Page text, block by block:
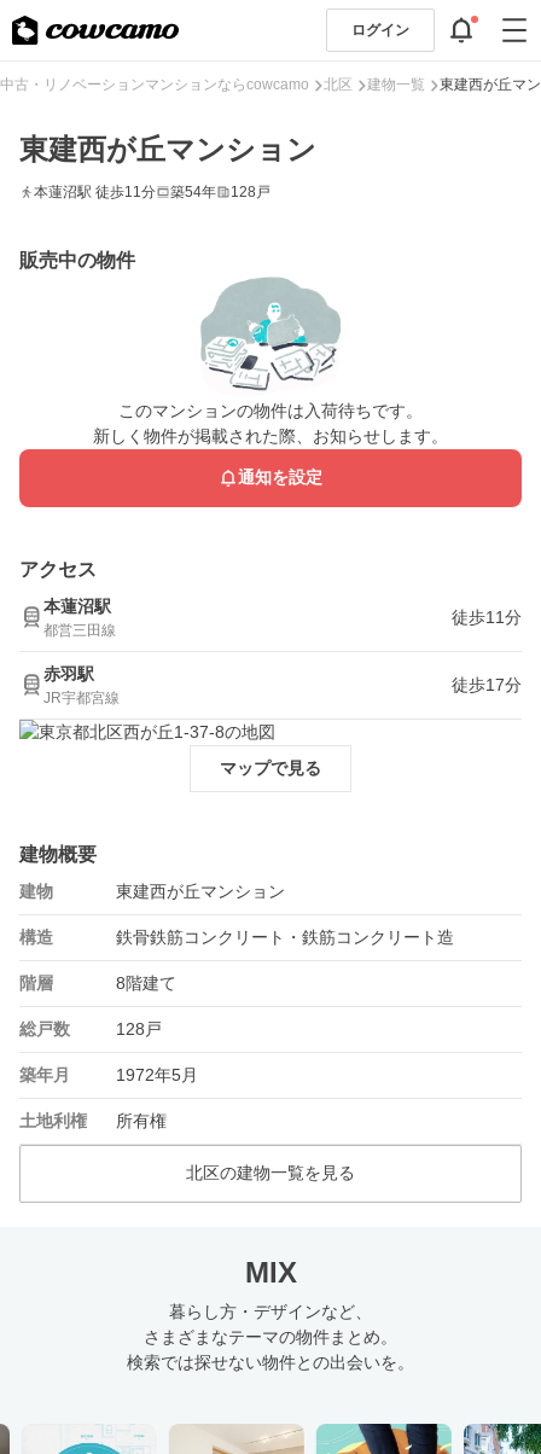
ログイン
中古・リノベーションマンションならcowcamo 北区 建物一覧 東建西が丘マ
東建西が丘マンション
本蓮沼駅 徒歩11分 築54年 128戸
販売中の物件
このマンションの物件は入荷待ちです。
新しく物件が掲載された際、お知らせします。
通知を設定
アクセス
本蓮沼駅
都営三田線
徒歩11分
赤羽駅
JR宇都宮線
徒歩17分
マップで見る
建物概要
建物 東建西が丘マンション
構造 鉄骨鉄筋コンクリート・鉄筋コンクリート造
階層 8階建て
総戸数 128戸
築年月 1972年5月
土地利権 所有権
北区の建物一覧を見る
MIX
暮らし方・デザインなど、
さまざまなテーマの物件まとめ。
検索では探せない物件との出会いを。